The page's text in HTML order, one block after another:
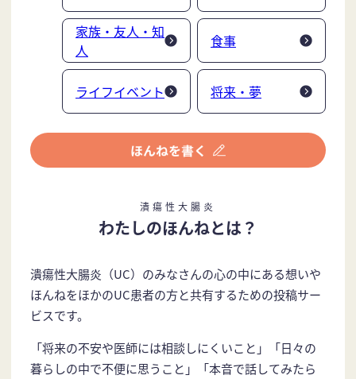
家族・友人・知
人
食事
ライフイベント 将来・夢
潰瘍性大腸炎
わたしのほんねとは？
潰瘍性大腸炎（UC）のみなさんの心の中にある想いや
ほんねをほかのUC患者の方と共有するための投稿サー
ビスです。
「将来の不安や医師には相談しにくいこと」「日々の
暮らしの中で不便に思うこと」「本音で話してみたら